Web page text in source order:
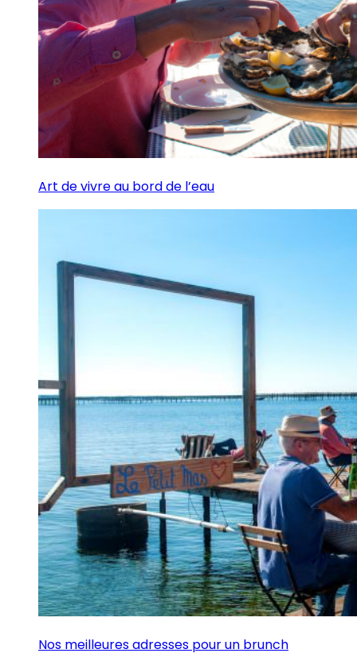
Art de vivre au bord de l’eau
Nos meilleures adresses pour un brunch